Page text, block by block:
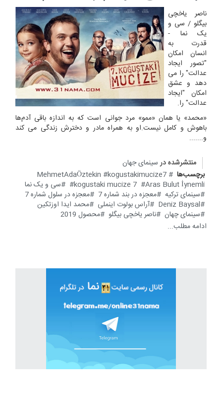
ناصر یاخچی
بیگلو / سی و
یک نما -
قدرت به
انسان امکان
"تصور ایجاد
عدالت" را می
دهد و عشق
امکان "ایجاد
عدالت" را.
«محمد» یا همان «ممو» مرد جوانی است که به اندازه باقی آدم‌ها
باهوش و کامل نیست.او به همراه مادر و دخترش زندگی می کند
و.......
منتشرشده در سینمای جهان
برچسب‌ها
MehmetAdaÖztekin kogustakimucize7
kogustaki mucize 7
Aras Bulut İynemli
سی و یک نما
سینمای ترکیه
معجزه در بند شماره 7
معجزه در سلول شماره 7
Deniz Baysal
آراس بولوت اینملی
محمد ایدا اوزتکین
سینمای چهان
ناصر یاخچی بیگلو
محصول 2019
ادامه مطلب...